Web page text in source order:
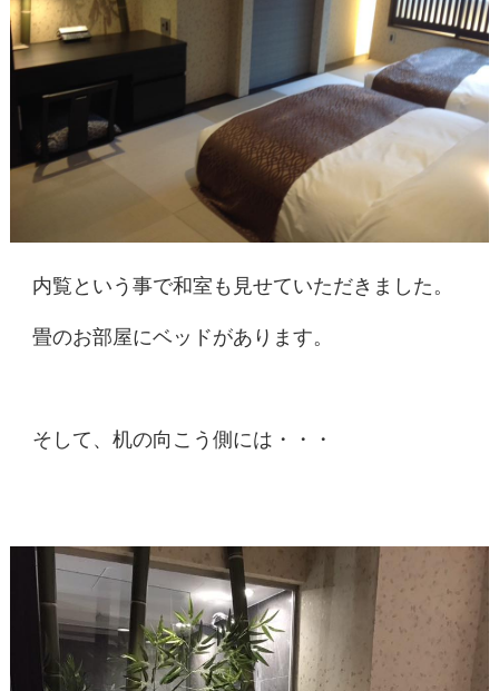
内覧という事で和室も見せていただきました。
畳のお部屋にベッドがあります。
そして、机の向こう側には・・・